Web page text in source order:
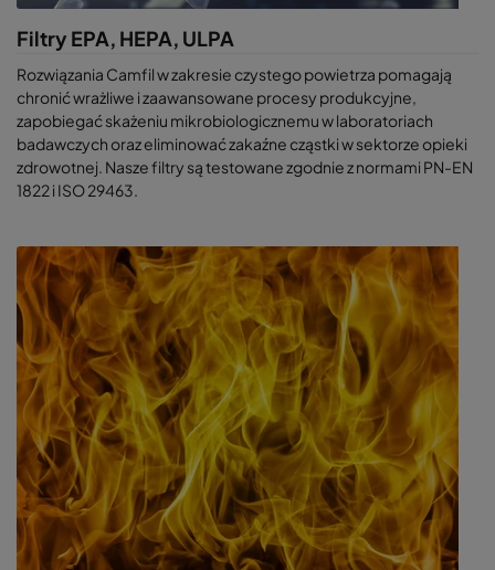
Filtry EPA, HEPA, ULPA
Rozwiązania Camfil w zakresie czystego powietrza pomagają
chronić wrażliwe i zaawansowane procesy produkcyjne,
zapobiegać skażeniu mikrobiologicznemu w laboratoriach
badawczych oraz eliminować zakaźne cząstki w sektorze opieki
zdrowotnej. Nasze filtry są testowane zgodnie z normami PN-EN
1822 i ISO 29463.